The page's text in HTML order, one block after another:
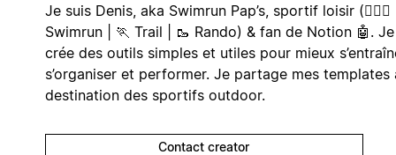
Je suis Denis, aka Swimrun Pap’s, sportif loisir (🏊‍♂️🏃
Swimrun | 🏃 Trail | 🥾 Rando) & fan de Notion 🤖. Je
crée des outils simples et utiles pour mieux
s’organiser et performer. Je partage mes templates
destination des sportifs outdoor.
Contact creator